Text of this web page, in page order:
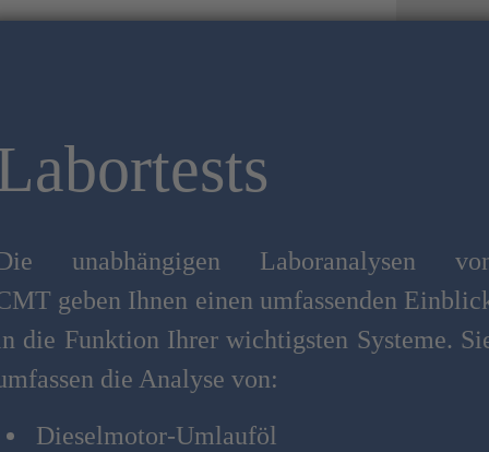
unabhängigen Laboranalysen
geben Ihnen einen umfassenden
die Funktion Ihrer wichtigsten Systeme.
die Analyse von:
Dieselmotor-Umlauföl